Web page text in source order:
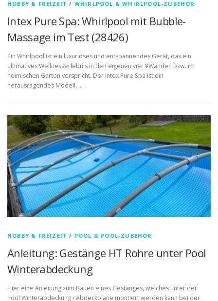
HOBBY & FREIZEIT / WHIRLPOOL & WHIRLPOOL-ZUBEHÖR
Intex Pure Spa: Whirlpool mit Bubble-
Massage im Test (28426)
Ein Whirlpool ist ein luxuriöses und entspannendes Gerät, das ein
ultimatives Wellnesserlebnis in den eigenen vier ¥Wänden bzw. im
heimischen Garten verspricht. Der Intex Pure Spa ist ein
herausragendes Modell, …
HOBBY & FREIZEIT / POOL & POOL-ZUBEHÖR
Anleitung: Gestänge HT Rohre unter Pool
Winterabdeckung
Hier eine Anleitung zum Bauen eines Gestänges, welches unter der
Pool Winterabdeckung / Abdeckplane montiert werden kann bei der